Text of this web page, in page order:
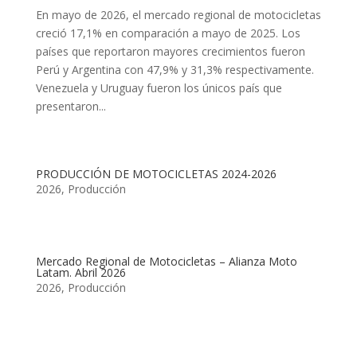
En mayo de 2026, el mercado regional de motocicletas
creció 17,1% en comparación a mayo de 2025. Los
países que reportaron mayores crecimientos fueron
Perú y Argentina con 47,9% y 31,3% respectivamente.
Venezuela y Uruguay fueron los únicos país que
presentaron...
PRODUCCIÓN DE MOTOCICLETAS 2024-2026
2026, Producción
Mercado Regional de Motocicletas – Alianza Moto
Latam. Abril 2026
2026, Producción